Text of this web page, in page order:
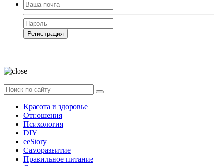
Регистрация
Красота и здоровье
Отношения
Психология
DIY
ееStory
Саморазвитие
Правильное питание